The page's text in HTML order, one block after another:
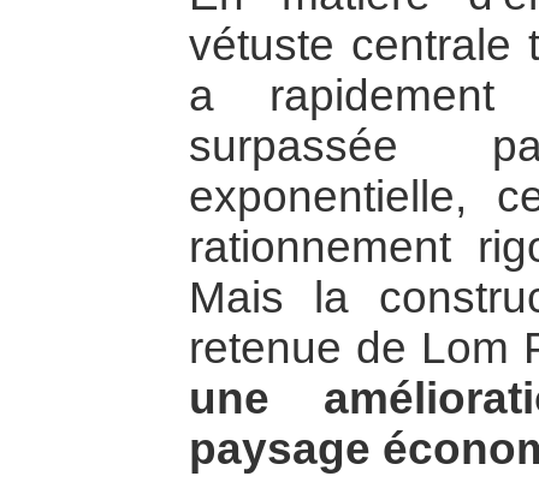
vétuste centrale
a
surpassée
exponentielle,
rationnement
Mais la
retenue de Lom
une
paysage